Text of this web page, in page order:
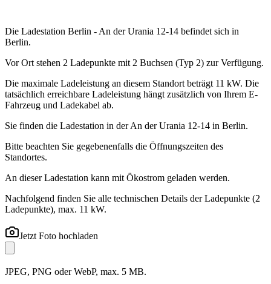
Die Ladestation Berlin - An der Urania 12-14 befindet sich in
Berlin.
Vor Ort stehen 2 Ladepunkte mit 2 Buchsen (Typ 2) zur Verfügung.
Die maximale Ladeleistung an diesem Standort beträgt 11 kW. Die
tatsächlich erreichbare Ladeleistung hängt zusätzlich von Ihrem E-
Fahrzeug und Ladekabel ab.
Sie finden die Ladestation in der An der Urania 12-14 in Berlin.
Bitte beachten Sie gegebenenfalls die Öffnungszeiten des
Standortes.
An dieser Ladestation kann mit Ökostrom geladen werden.
Nachfolgend finden Sie alle technischen Details der Ladepunkte (2
Ladepunkte), max. 11 kW.
Jetzt Foto hochladen
JPEG, PNG oder WebP, max. 5 MB.